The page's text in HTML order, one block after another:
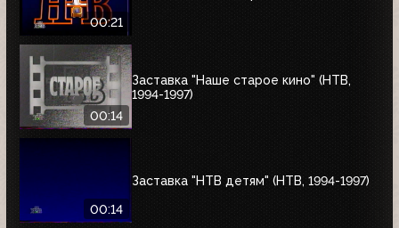
00:21
00:14
Заставка "Наше старое кино" (НТВ,
1994-1997)
00:14
Заставка "НТВ детям" (НТВ, 1994-1997)